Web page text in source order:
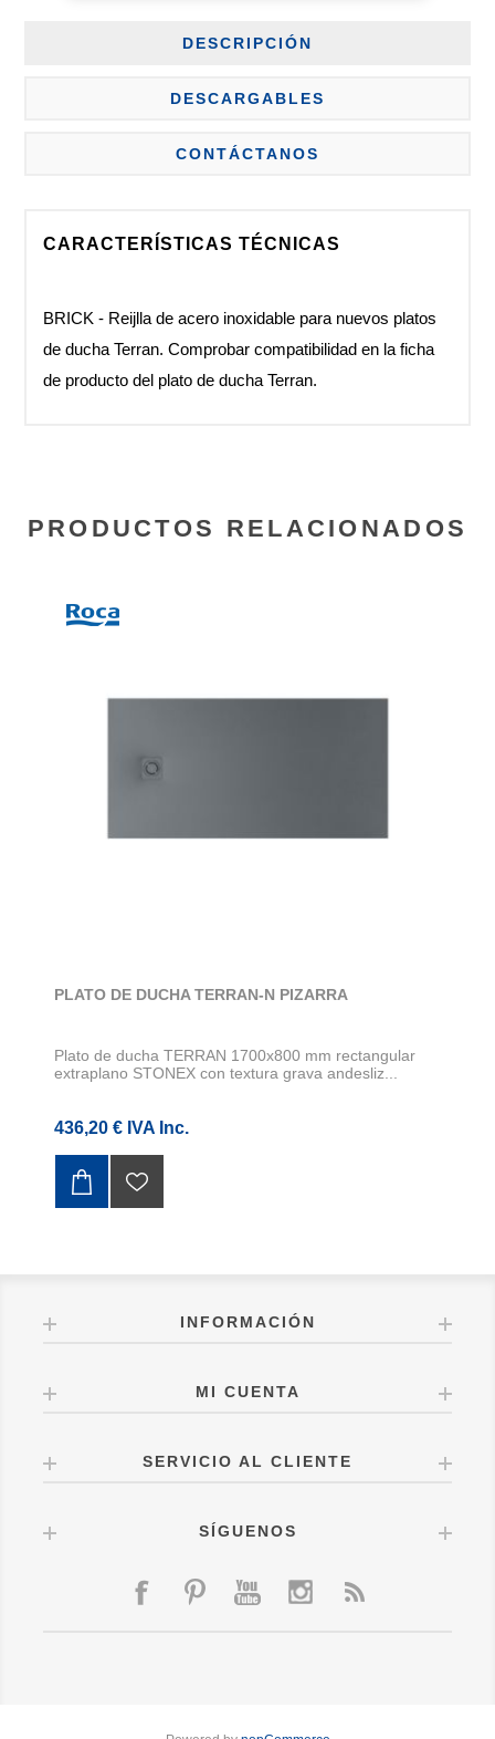
DESCRIPCIÓN
DESCARGABLES
CONTÁCTANOS
CARACTERÍSTICAS TÉCNICAS
BRICK - Reijlla de acero inoxidable para nuevos platos
de ducha Terran. Comprobar compatibilidad en la ficha
de producto del plato de ducha Terran.
PRODUCTOS RELACIONADOS
PLATO DE DUCHA TERRAN-N PIZARRA
Plato de ducha TERRAN 1700x800 mm rectangular
extraplano STONEX con textura grava andesliz...
436,20 € IVA Inc.
INFORMACIÓN
MI CUENTA
SERVICIO AL CLIENTE
SÍGUENOS